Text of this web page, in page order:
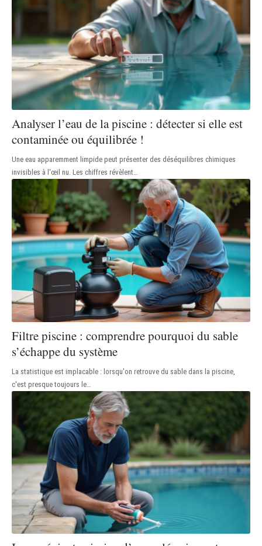
Analyser l’eau de la piscine : détecter si elle est
contaminée ou équilibrée !
Une eau apparemment limpide peut présenter des déséquilibres chimiques
invisibles à l'œil nu. Les chiffres révèlent
Filtre piscine : comprendre pourquoi du sable
s’échappe du système
La statistique est implacable : lorsqu'on retrouve du sable dans la piscine,
c'est presque toujours le